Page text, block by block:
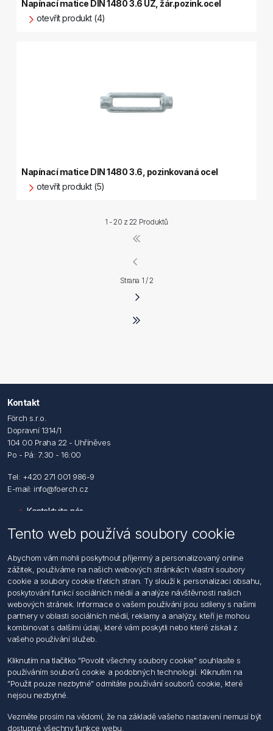
Napínací matice DIN 1480 3.6 ÜZ, žár.pozink.ocel
otevřít produkt (4)
Napínací matice DIN 1480 3.6, pozinkovaná ocel
otevřít produkt (5)
1 - 20 z22 Produktů
Strana 1 / 2
Kontakt
Förch s.r.o.
Dopravní 1314/1
104 00 Praha 22 - Uhříněves
Po - Pá: 7:30 - 16:00
Tel: +420 271 001 986-9
E-mail: info@foerch.cz
Kontaktujte nás
Hledat
Dodržování předpisů
Zásady zpracování osobních údajů fyzických osob
Podmínky zasílání elektronických dokumentu
Všeobecné dodací a obchodní podmínky
Informace o nakládaní s elektroodpadem
Můj účet
Můj účet
Objednávky
Adresy
Tento web používá soubory cookie
Abychom vám mohli poskytnout příjemný a personalizovaný online
zážitek, používáme na našich webových stránkách vlastní soubory
cookie a soubory cookie třetích stran. Ty slouží k personalizaci obsahu,
poskytování funkcí sociálních médií a analýze návštěvnosti našich
webových stránek. Informace o vašem používání jsou sdíleny s našimi
partnery v oblasti sociálních médií, reklamy a analýzy, kteří je mohou
kombinovat s dalšími údaji, které vám poskytli nebo které získali z
vašeho používání služeb.
Kliknutím na tlačítko "Povolit všechny soubory cookie" souhlasíte s
používáním souborů cookie a podobných technologií. Kliknutím na
"Použit pouze nezbytné" odmítáte používání souborů cookie, které
nejsou nezbytné.
Vezměte prosím na vědomí, že na základě vašeho nastavení nemusí být
dostupné všechny funkce webu.